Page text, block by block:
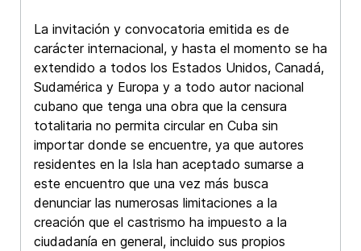
La invitación y convocatoria emitida es de
carácter internacional, y hasta el momento se ha
extendido a todos los Estados Unidos, Canadá,
Sudamérica y Europa y a todo autor nacional
cubano que tenga una obra que la censura
totalitaria no permita circular en Cuba sin
importar donde se encuentre, ya que autores
residentes en la Isla han aceptado sumarse a
este encuentro que una vez más busca
denunciar las numerosas limitaciones a la
creación que el castrismo ha impuesto a la
ciudadanía en general, incluido sus propios